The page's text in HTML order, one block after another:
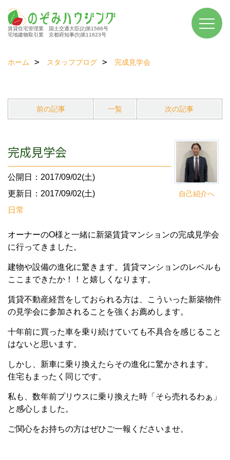
賃貸住宅管理業 国土交通大臣(2)第1586号
宅地建物取引業 京都府知事(5)第11623号
ホーム スタッフブログ 完成見学会
前の記事 一覧 次の記事
自己紹介へ
完成見学会
公開日：2017/09/02(土)
更新日：2017/09/02(土)
日常
オーナーのO様と一緒に新築賃貸マンションの完成見学会
に行ってきました。
建物や設備の進化に驚きます。賃貸マンションのレベルも
ここまできたか！！と嬉しくなります。
賃貸不動産経営をしておられる方は、こういった新築物件
の見学会に参加されることを強くお薦めします。
十年前に買った車を乗り続けていても不具合を感じること
はないと思います。
しかし、新車に乗り換えたらその進化に驚かされます。
住宅もまったく同じです。
私も、数年前プリウスに乗り換えた時「そら売れるわぁ」
と感心しました。
ご関心をお持ちの方はぜひご一報くださいませ。